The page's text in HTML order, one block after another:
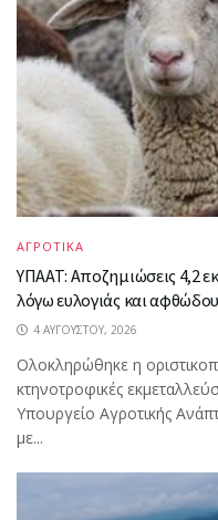
ΑΓΡΟΤΙΚΑ
ΥΠΑΑΤ: Αποζημιώσεις 4,2
λόγω ευλογιάς και
4 ΑΥΓΟΎΣΤΟΥ, 2026
Ολοκληρώθηκε η
κτηνοτροφικές
Υπουργείο Αγροτικής
με...